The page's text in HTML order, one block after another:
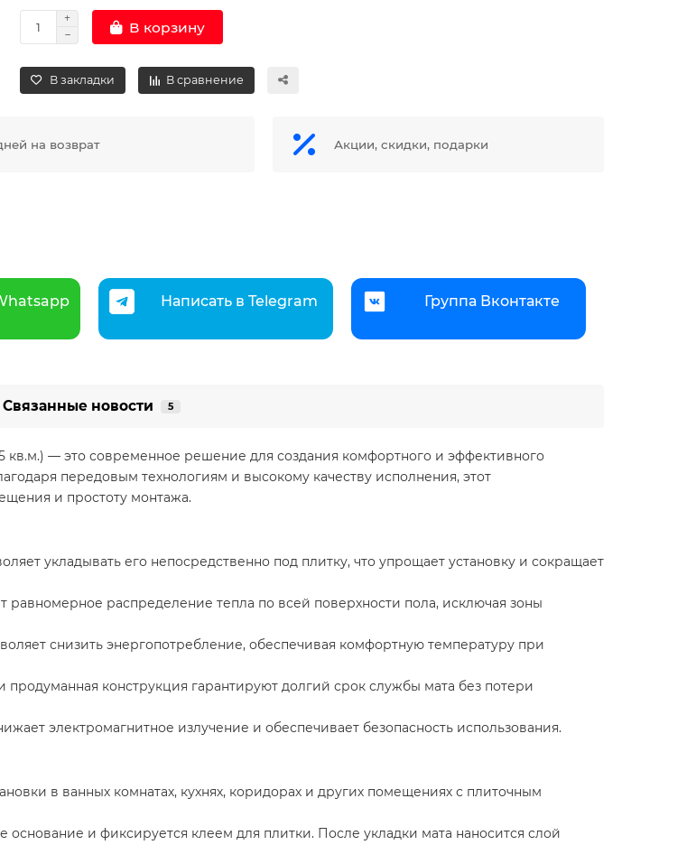
В корзину
В закладки В сравнение
на возврат Акции, скидки, подарки
Написать в Telegram Группа Вконтакте
Связанные новости 5
кв.м.) — это современное решение для создания комфортного и эффективного
передовым технологиям и высокому качеству исполнения, этот
и простоту монтажа.​
укладывать его непосредственно под плитку, что упрощает установку и сокращает
равномерное распределение тепла по всей поверхности пола, исключая зоны
снизить энергопотребление, обеспечивая комфортную температуру при
продуманная конструкция гарантируют долгий срок службы мата без потери
электромагнитное излучение и обеспечивает безопасность использования.​
в ванных комнатах, кухнях, коридорах и других помещениях с плиточным
основание и фиксируется клеем для плитки. После укладки мата наносится слой